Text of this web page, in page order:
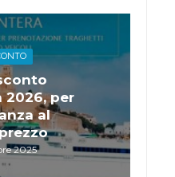
2026, per
al
2025